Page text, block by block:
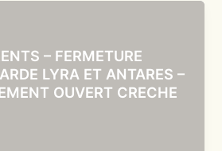
– FERMETURE
LYRA ET ANTARES –
OUVERT CRECHE